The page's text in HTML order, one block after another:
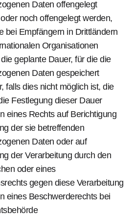
Daten offengelegt
noch offengelegt werden,
bei Empfängern in Drittländern
Organisationen
geplante Dauer, für die die
Daten gespeichert
falls dies nicht möglich ist, die
Festlegung dieser Dauer
eines Rechts auf Berichtigung
der sie betreffenden
Daten oder auf
der Verarbeitung durch den
oder eines
gegen diese Verarbeitung
eines Beschwerderechts bei